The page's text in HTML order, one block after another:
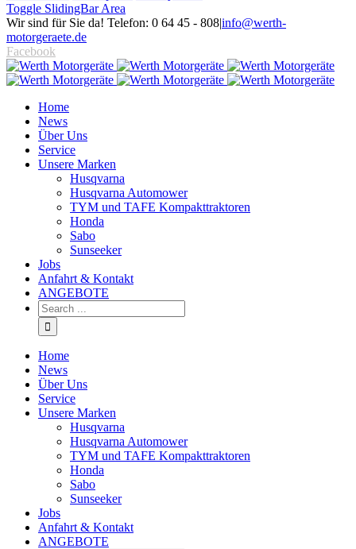
Toggle SlidingBar Area
Wir sind für Sie da! Telefon: 0 64 45 - 808|info@werth-
motorgeraete.de
Facebook
Home
News
Über Uns
Service
Unsere Marken
Husqvarna
Husqvarna Automower
TYM und TAFE Kompakttraktoren
Honda
Sabo
Sunseeker
Jobs
Anfahrt & Kontakt
ANGEBOTE
Home
News
Über Uns
Service
Unsere Marken
Husqvarna
Husqvarna Automower
TYM und TAFE Kompakttraktoren
Honda
Sabo
Sunseeker
Jobs
Anfahrt & Kontakt
ANGEBOTE